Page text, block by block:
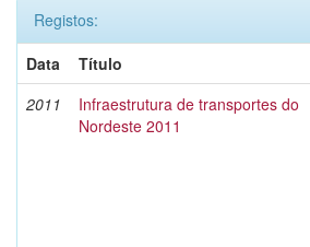
Registos:
Data
Título
2011
Infraestrutura de transportes do
Nordeste 2011